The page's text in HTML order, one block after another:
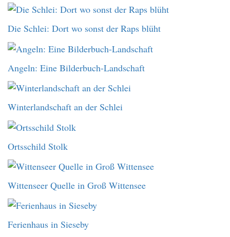
Die Schlei: Dort wo sonst der Raps blüht
Angeln: Eine Bilderbuch-Landschaft
Winterlandschaft an der Schlei
Ortsschild Stolk
Wittenseer Quelle in Groß Wittensee
Ferienhaus in Sieseby